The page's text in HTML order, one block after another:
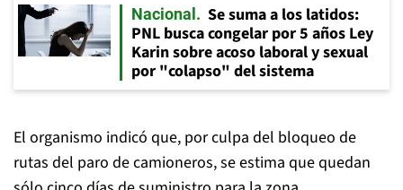
Nacional
Se suma a los latidos:
PNL busca congelar por 5 años Ley
Karin sobre acoso laboral y sexual
por "colapso" del sistema
El organismo indicó que, por culpa del bloqueo de
rutas del paro de camioneros, se estima que quedan